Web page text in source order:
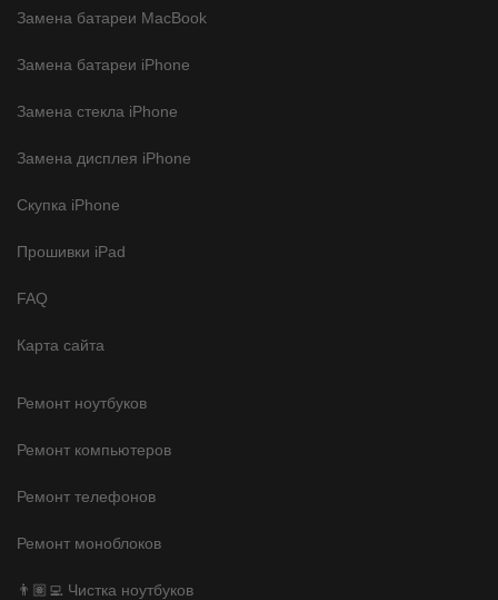
Замена батареи MacBook
Замена батареи iPhone
Замена стекла iPhone
Замена дисплея iPhone
Скупка iPhone
Прошивки iPad
FAQ
Карта сайта
Ремонт ноутбуков
Ремонт компьютеров
Ремонт телефонов
Ремонт моноблоков
👨🏽‍💻 Чистка ноутбуков